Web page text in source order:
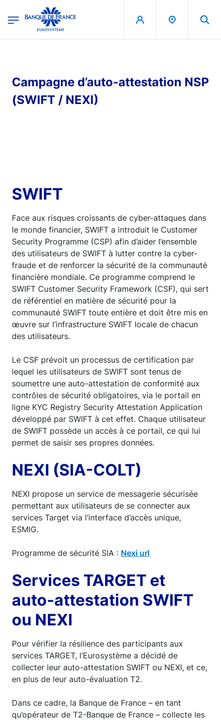
Banque de France - Menu Principal
Campagne d’auto-attestation NSP
(SWIFT / NEXI)
SWIFT
Face aux risques croissants de cyber-attaques dans
le monde financier, SWIFT a introduit le Customer
Security Programme (CSP) afin d’aider l’ensemble
des utilisateurs de SWIFT à lutter contre la cyber-
fraude et de renforcer la sécurité de la communauté
financière mondiale. Ce programme comprend le
SWIFT Customer Security Framework (CSF), qui sert
de référentiel en matière de sécurité pour la
communauté SWIFT toute entière et doit être mis en
œuvre sur l’infrastructure SWIFT locale de chacun
des utilisateurs.
Le CSF prévoit un processus de certification par
lequel les utilisateurs de SWIFT sont tenus de
soumettre une auto-attestation de conformité aux
contrôles de sécurité obligatoires, via le portail en
ligne KYC Registry Security Attestation Application
développé par SWIFT à cet effet. Chaque utilisateur
de SWIFT possède un accès à ce portail, ce qui lui
permet de saisir ses propres données.
NEXI (SIA-COLT)
NEXI propose un service de messagerie sécurisée
permettant aux utilisateurs de se connecter aux
services Target via l’interface d’accès unique,
ESMIG.
Programme de sécurité SIA : Nexi url
Services TARGET et
auto-attestation SWIFT
ou NEXI
Pour vérifier la résilience des participants aux
services TARGET, l’Eurosystème a décidé de
collecter leur auto-attestation SWIFT ou NEXI, et ce,
en plus de leur auto-évaluation T2.
Dans ce cadre, la Banque de France – en tant
qu’opérateur de T2-Banque de France – collecte les